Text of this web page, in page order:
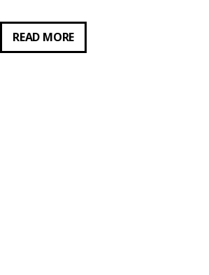
READ MORETHEORY
ESPRESSO